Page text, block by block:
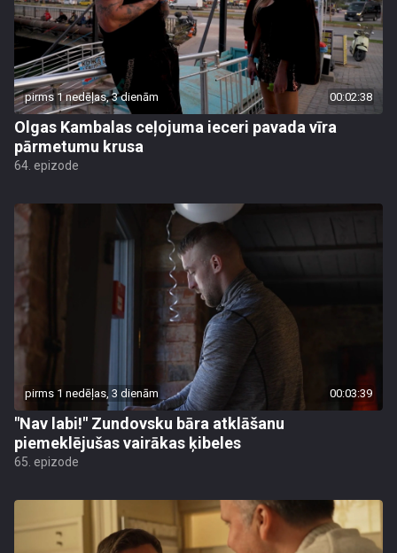
pirms 1 nedēļas, 3 dienām 00:02:38
Olgas Kambalas ceļojuma ieceri pavada vīra
pārmetumu krusa
64. epizode
pirms 1 nedēļas, 3 dienām 00:03:39
"Nav labi!" Zundovsku bāra atklāšanu
piemeklējušas vairākas ķibeles
65. epizode